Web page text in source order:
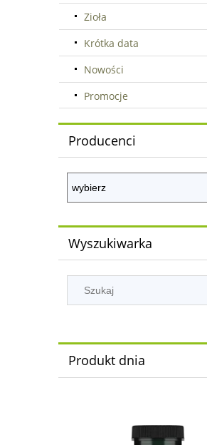
Zioła
Krótka data
Nowości
Promocje
Producenci
Wyszukiwarka
Produkt dnia